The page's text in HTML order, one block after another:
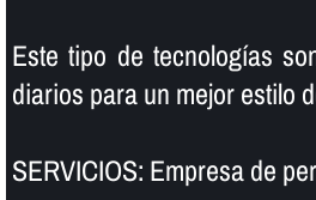
Este tipo de tecnologí­as
diarios para un mejor estilo
SERVICIOS: Empresa de